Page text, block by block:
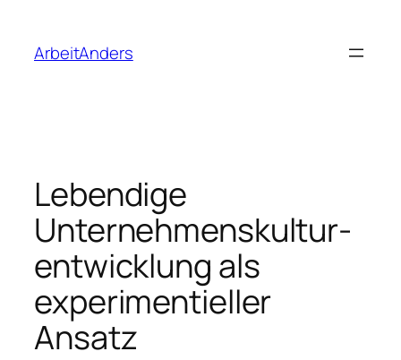
springen
ArbeitAnders
Lebendige
Unternehmenskultur-
entwicklung als
experimentieller
Ansatz